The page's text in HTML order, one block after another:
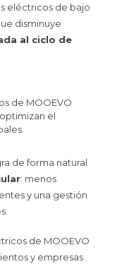
eléctricos de bajo
disminuye
al ciclo de
de MOOEVO
el
de forma natural
: menos
y una gestión
de MOOEVO
y empresas